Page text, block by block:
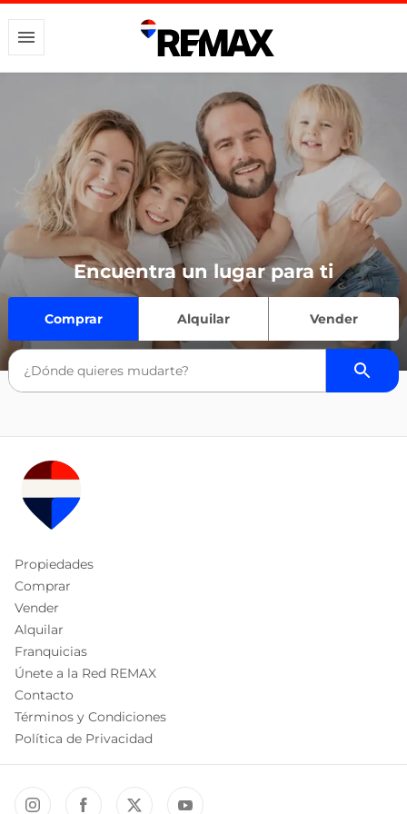
Encuentra un lugar para ti
Comprar Alquilar Vender
Propiedades
Comprar
Vender
Alquilar
Franquicias
Únete a la Red REMAX
Contacto
Términos y Condiciones
Política de Privacidad